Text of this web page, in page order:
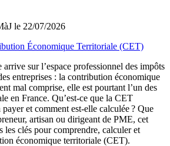
le 22/07/2026
Économique Territoriale (CET)
arrive sur l’espace professionnel des impôts
entreprises : la contribution économique
mal comprise, elle est pourtant l’un des
en France. Qu’est-ce que la CET
et comment est-elle calculée ? Que
artisan ou dirigeant de PME, cet
les clés pour comprendre, calculer et
économique territoriale (CET).